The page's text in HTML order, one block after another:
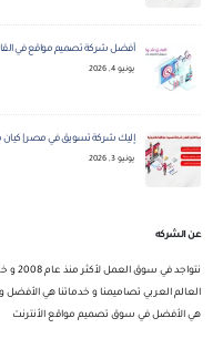
أفضل شركة تصميم مواقع في القاهرة لعام
يونيو 4, 2026
إليك شركة تسويق في مصر | كيان
يونيو 3, 2026
عن الشركه
العالم العربي تصاميمنا و خدماتنا هي
هي الأفضل في سوق تصميم مواقع الأنترنت